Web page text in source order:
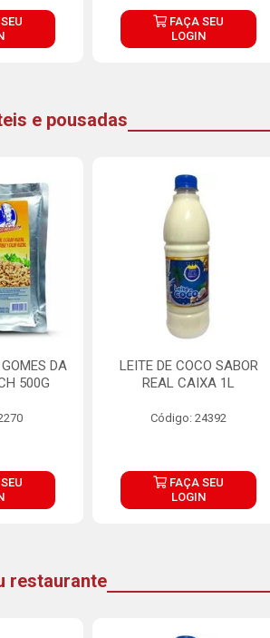
FAÇA SEU
LOGIN
e pousadas
DA
500G
LEITE DE COCO SABOR
REAL CAIXA 1L
Código: 24392
FAÇA SEU
LOGIN
restaurante